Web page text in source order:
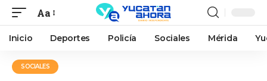
Aa
Inicio Deportes Policía Sociales Mérida
SOCIALES